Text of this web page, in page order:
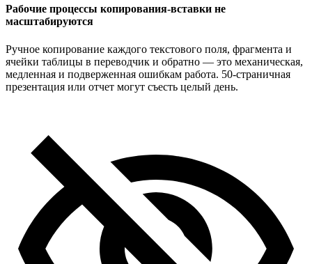
Рабочие процессы копирования-вставки не
масштабируются
Ручное копирование каждого текстового поля, фрагмента и
ячейки таблицы в переводчик и обратно — это механическая,
медленная и подверженная ошибкам работа. 50-страничная
презентация или отчет могут съесть целый день.